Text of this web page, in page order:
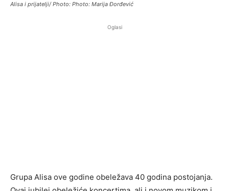
Alisa i prijatelji/ Photo: Photo: Marija Đorđević
Oglasi
Grupa Alisa ove godine obeležava 40 godina postojanja.